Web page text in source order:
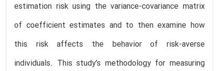
estimation risk using the variance-covariance matrix
of coefficient estimates and to then examine how
this risk affects the behavior of risk-averse
individuals. This study’s methodology for measuring